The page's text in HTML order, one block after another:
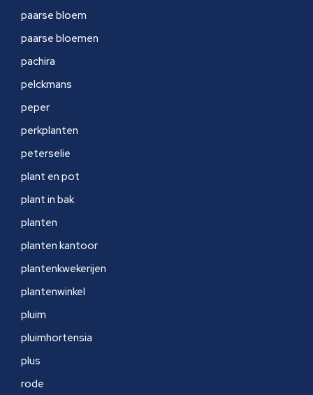
paarse bloem
paarse bloemen
pachira
pelckmans
peper
perkplanten
peterselie
plant en pot
plant in bak
planten
planten kantoor
plantenkwekerijen
plantenwinkel
pluim
pluimhortensia
plus
rode